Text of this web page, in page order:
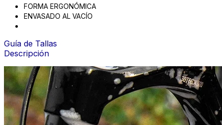
FORMA ERGONÓMICA
ENVASADO AL VACÍO
Guía de Tallas
Descripción